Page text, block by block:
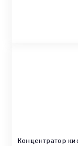
Концентратор